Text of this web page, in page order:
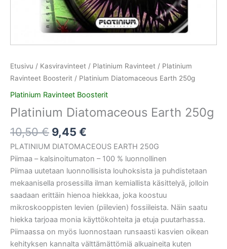
Etusivu / Kasviravinteet / Platinium Ravinteet / Platinium
Ravinteet Boosterit / Platinium Diatomaceous Earth 250g
Platinium Ravinteet Boosterit
Platinium Diatomaceous Earth 250g
10,50€ 9,45 €
PLATINIUM DIATOMACEOUS EARTH 250G
Piimaa – kalsinoitumaton – 100 % luonnollinen
Piimaa uutetaan luonnollisista louhoksista ja puhdistetaan
mekaanisella prosessilla ilman kemiallista käsittelyä, jolloin
saadaan erittäin hienoa hiekkaa, joka koostuu
mikroskooppisten levien (piilevien) fossiileista. Näin saatu
hiekka tarjoaa monia käyttökohteita ja etuja puutarhassa.
Piimaassa on myös luonnostaan ​​runsaasti kasvien oikean
kehityksen kannalta välttämättömiä alkuaineita kuten